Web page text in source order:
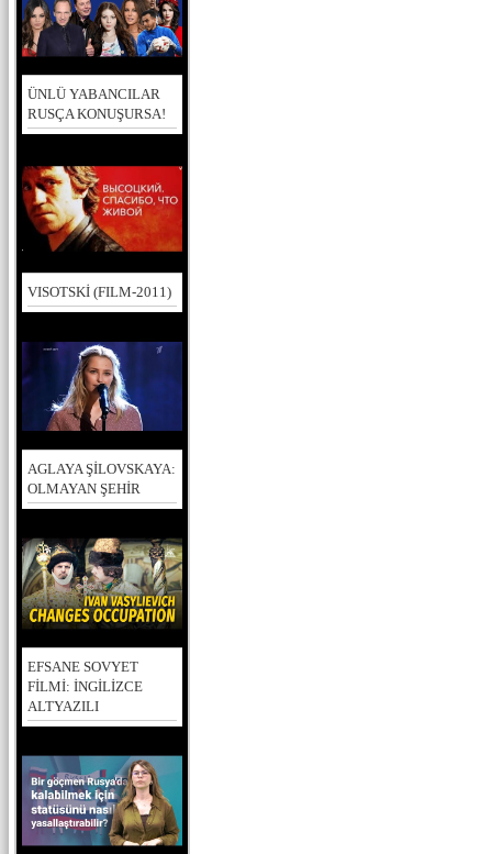
ÜNLÜ YABANCILAR
RUSÇA KONUŞURSA!
VISOTSKİ (FILM-2011)
AGLAYA ŞİLOVSKAYA:
OLMAYAN ŞEHİR
EFSANE SOVYET
FİLMİ: İNGİLİZCE
ALTYAZILI